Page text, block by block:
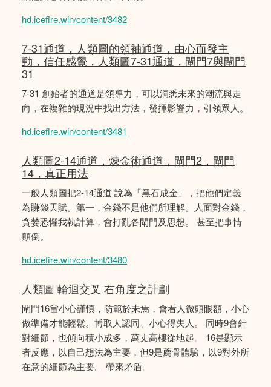
hd.icefire.win/content/3482
7-31通道，人類圖的領袖通道，由心而發主
動，信任感覺，人類圖7-31通道，閘門7與閘門
31
7-31 創始者的通道是領導力，可以洞悉未來的潮流與走
向，在複雜的現況中找出方法，發揮影響力，引領眾人。
hd.icefire.win/content/3481
人類圖2-14通道，煉金術通道，閘門2，閘門
14，真正用法
一般人類圖把2-14通道 說為「黑石成金」，把他們定義
為賺錢天賦。第一，金錢不是他們所理解。人面對金錢，
貪婪恐懼我執計算，會打亂各閘門及思想。 甚至把事情
顛倒。
hd.icefire.win/content/3480
人類圖 輪迴交叉 右角度之計劃
閘門16當小心謹慎，防範於未焉，會看人微頭眼額，小心
做準備才能輕鬆。博取人認同、小心得失人。 同時9會針
對細節，也傾向積小成多，萬丈高樓從地起。 16是顯示
者反應，以自己想法為主要，但9是薦骨體驗，以9對外所
在意的細節為主要。 帶來矛盾。